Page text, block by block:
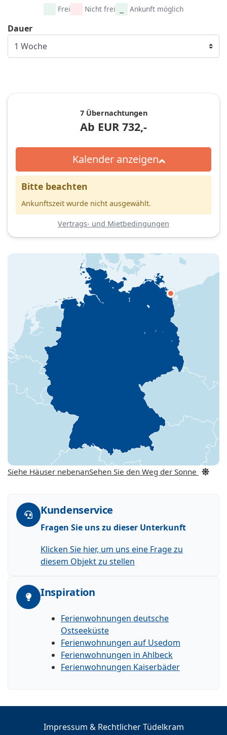
Frei Nicht frei Ankunft möglich
Dauer
7 Übernachtungen
Ab EUR 732,-
Kalender anzeigen
Bitte beachten
Ankunftszeit wurde nicht ausgewählt.
Vertrags- und Mietbedingungen
Siehe Häuser nebenanSehen Sie den Weg der Sonne
Kundenservice
Fragen Sie uns zu dieser Unterkunft
Klicken Sie hier, um uns eine Frage zu
diesem Objekt zu stellen
Inspiration
Ferienwohnungen deutsche
Ostseeküste
Ferienwohnungen auf Usedom
Ferienwohnungen in Ahlbeck
Ferienwohnungen Kaiserbäder
Impressum & Rechtlicher Tüdelkram